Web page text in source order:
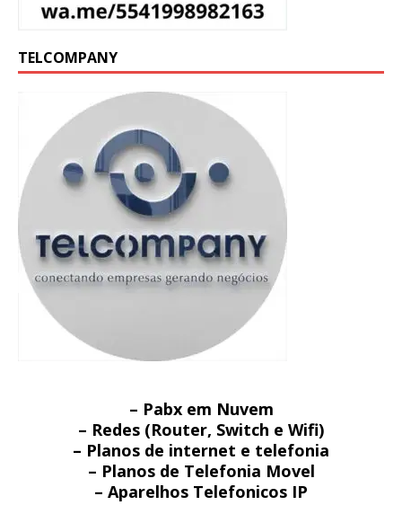
TELCOMPANY
– Pabx em Nuvem
– Redes (Router, Switch e Wifi)
– Planos de internet e telefonia
– Planos de Telefonia Movel
– Aparelhos Telefonicos IP